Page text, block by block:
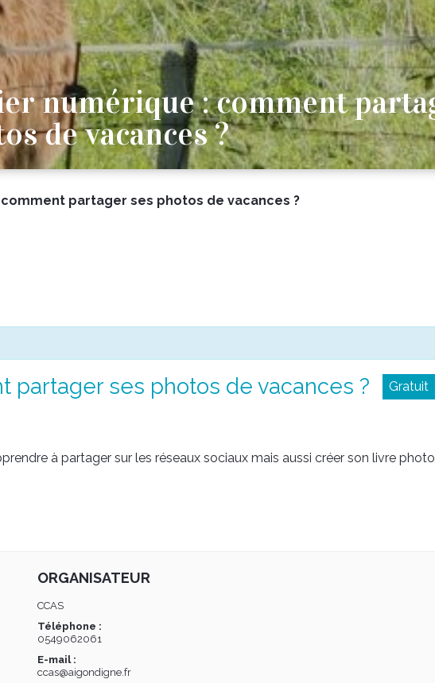
numérique : comment
de vacances ?
partager ses photos de vacances ?
partager ses photos de vacances ? Gratuit
à partager sur les réseaux sociaux mais aussi créer son livre
ORGANISATEUR
CCAS
Téléphone :
0549062061
E-mail :
ccas@aigondigne.fr